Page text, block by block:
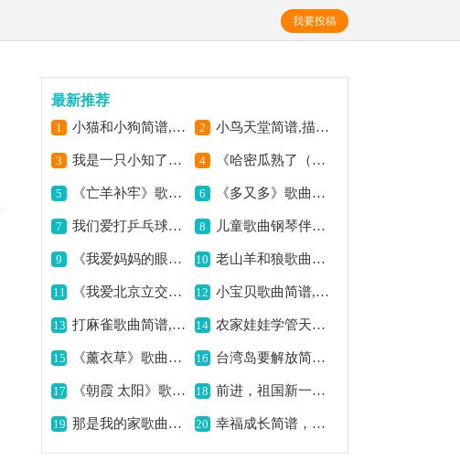
我要投稿
最新推荐
1 小猫和小狗简谱,可爱童趣的旋律 2 小鸟天堂简谱,描绘美好意境
3 我是一只小知了简谱,童趣满满的歌曲 4 《哈密瓜熟了（童声合唱）》歌曲简谱,童声演绎别样风情
5 《亡羊补牢》歌曲简谱,蕴含深刻警示寓意 6 《多又多》歌曲简谱,节奏欢快活力足
7 我们爱打乒乓球简谱,活力童趣的乐章 8 儿童歌曲钢琴伴奏：初雪,奏响冬日的旋律
9 《我爱妈妈的眼睛》歌曲简谱,唱出深深母爱之情 10 老山羊和狼歌曲简谱,展现有趣故事
11 《我爱北京立交桥》歌曲简谱,展现城市新风貌 12 小宝贝歌曲简谱,轻快温馨的旋律
13 打麻雀歌曲简谱,童趣满满的旋律 14 农家娃娃学管天简谱,展现乡村童趣
15 《薰衣草》歌曲简谱,展现浪漫芬芳意境 16 台湾岛要解放简谱,唱出解放决心
17 《朝霞 太阳》歌曲简谱,展现美好朝霞意境 18 前进，祖国新一代简谱,展现童声合唱风采
19 那是我的家歌曲简谱,唱出深深眷恋之情 20 幸福成长简谱，传递成长喜悦,